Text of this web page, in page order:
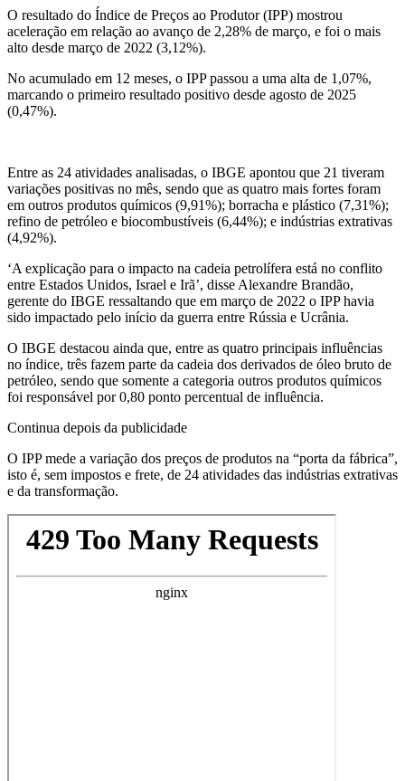
O resultado do Índice de Preços ao Produtor (IPP) mostrou
aceleração em relação ao avanço de 2,28% ⁠de ‌março, e foi o mais
alto desde ⁠março de 2022 (3,12%).
No acumulado em 12 meses, o IPP passou a uma alta de 1,07%,
marcando o primeiro resultado positivo desde agosto de 2025
(0,47%).
Entre as 24 ​atividades analisadas, o IBGE apontou que 21 tiveram
variações positivas no mês, sendo ​que as quatro mais fortes foram
em outros produtos químicos (9,91%); borracha e plástico (7,31%);
refino de petróleo e biocombustíveis (6,44%); e indústrias extrativas
(4,92%).
‘A explicação para o impacto na ‌cadeia petrolífera está no conflito ​
entre Estados Unidos, Israel e Irã’, disse Alexandre Brandão,
gerente do IBGE ressaltando que em março de ⁠2022 o ​IPP havia ​
sido impactado pelo início da guerra entre Rússia e Ucrânia.
O ⁠IBGE destacou ainda que, ​entre as quatro principais influências
no índice, três fazem parte da cadeia dos derivados de ​óleo bruto de
petróleo, sendo que somente a categoria outros produtos químicos ​
foi responsável ⁠por 0,80 ponto percentual de influência.
Continua depois da publicidade
O IPP mede a variação ⁠dos preços de produtos na “porta da fábrica”,
isto é, sem impostos e frete, de 24 atividades das indústrias extrativas
e da transformação.